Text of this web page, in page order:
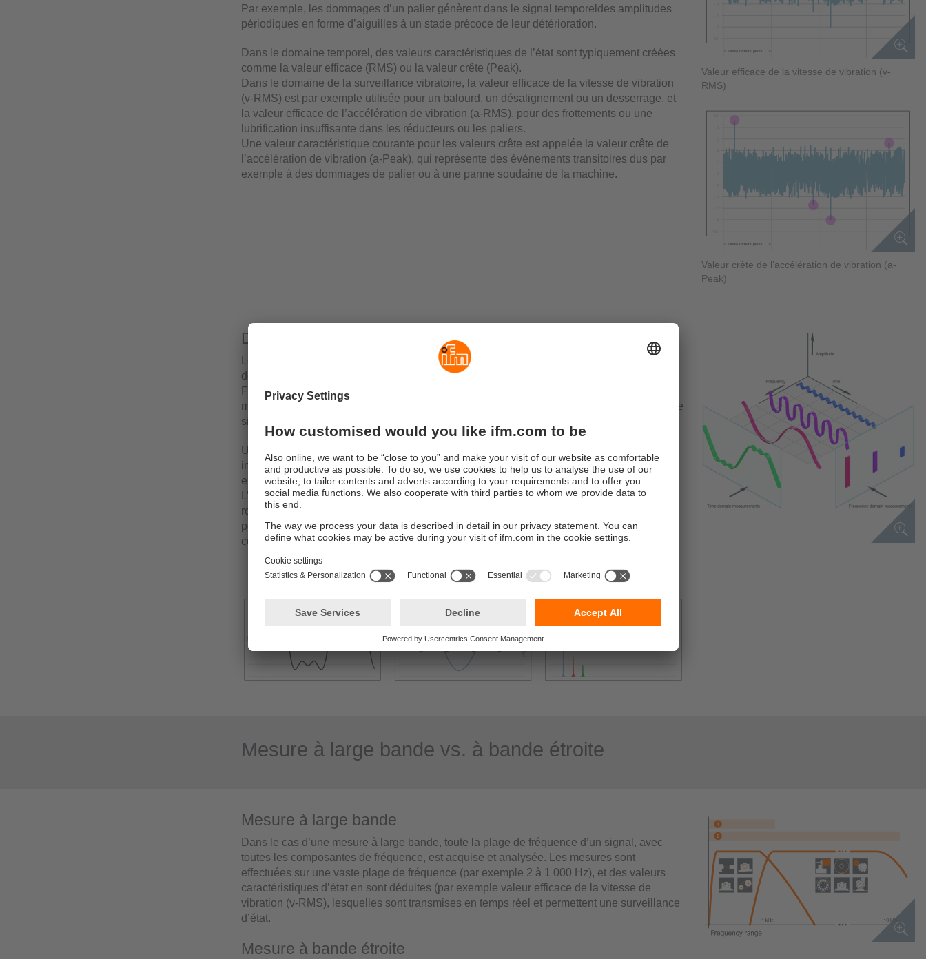
Par exemple, les dommages d’un palier génèrent dans le signal temporeldes amplitudes
périodiques en forme d’aiguilles à un stade précoce de leur détérioration.
Dans le domaine temporel, des valeurs caractéristiques de l’état sont typiquement créées
comme la valeur efficace (RMS) ou la valeur crête (Peak).
Dans le domaine de la surveillance vibratoire, la valeur efficace de la vitesse de vibration
(v-RMS) est par exemple utilisée pour un balourd, un désalignement ou un desserrage, et
la valeur efficace de l’accélération de vibration (a-RMS), pour des frottements ou une
lubrification insuffisante dans les réducteurs ou les paliers.
Une valeur caractéristique courante pour les valeurs crête est appelée la valeur crête de
l’accélération de vibration (a-Peak), qui représente des événements transitoires dus par
exemple à des dommages de palier ou à une panne soudaine de la machine.
Valeur efficace de la vitesse de vibration (v-
RMS)
Valeur crête de l’accélération de vibration (a-
Peak)
Domaine fréquentiel
Lors de l’analyse dans le domaine fréquentiel, le signal temporel complexe superposé est
décomposé en composantes de fréquence et d’amplitudes moyennant une transformée de
Fourier (Fast-Fourier-Transformation, FFT). Cela permet de déceler rapidement et de
manière précise les fréquences dominantes, par exemple la fréquence de balourd, parmi le
signal temporel complexe.
Une forme particulière de la FFT est le spectre de l’enveloppe (= H-FFT). Dans ce cas, les
impulsions de choc périodiques (par exemple d’un dommage de palier à roulement) qui
excitent la fréquence propre du système sont démodulées et préfiltrées en conséquence.
L’analyse de l’enveloppe H-FFT présente l’avantage, en particulier pour les paliers à
roulement ou en cas de cinématique complexe de machine (par exemple réducteurs), de
pouvoir identifier clairement les fréquences d’impulsions de choc récurrentes du
composant déterioré.
Mesure à large bande vs. à bande étroite
Mesure à large bande
Dans le cas d’une mesure à large bande, toute la plage de fréquence d’un signal, avec
toutes les composantes de fréquence, est acquise et analysée. Les mesures sont
effectuées sur une vaste plage de fréquence (par exemple 2 à 1 000 Hz), et des valeurs
caractéristiques d’état en sont déduites (par exemple valeur efficace de la vitesse de
vibration (v-RMS), lesquelles sont transmises en temps réel et permettent une surveillance
d’état.
Mesure à bande étroite